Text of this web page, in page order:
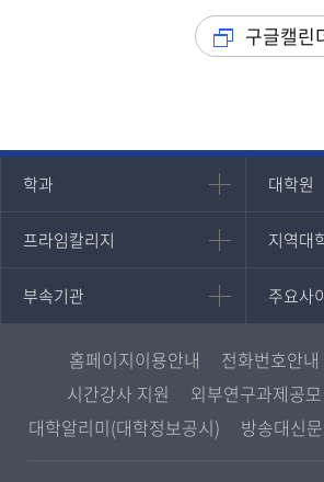
구글캘린
학과
인문과학대학
국어국문학과
영어영문학과
일본학과
사회과학대학
대학원
대학원
대학원
경영대학
프라임칼리지
프라임칼리지
학사학위과정
평생교육과정
지역대
지역대
지역대
서울지역
대구경
인천지
광주전
부속기관
부속기관
중앙도서관
원격교육혁신연구원
통합인문학연구소
디지털미디어센터
주요사
주요사
멘토링
진로심
교육정
국립대
홈페이지이용안내 전화번호안내
시간강사 지원
외부연구과제공모
대학알리미(대학정보공시)
방송대신